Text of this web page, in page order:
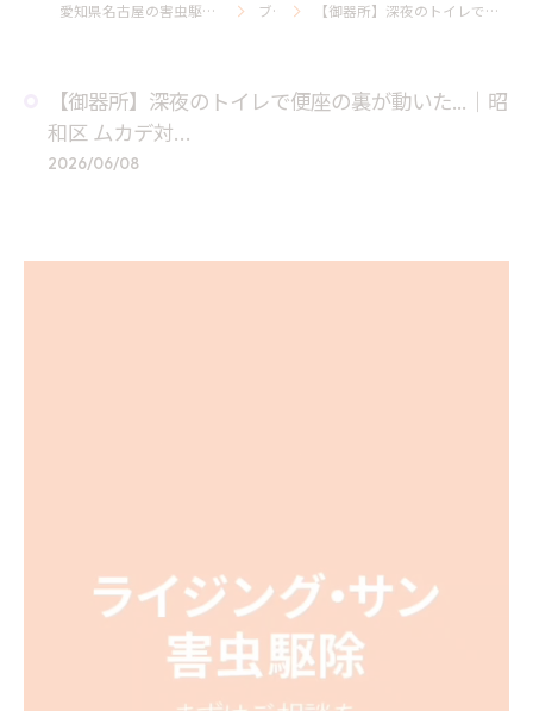
愛知県名古屋の害虫駆除ならライジング・サン害虫駆除 ブログ 【御器所】深夜のトイレで便座の裏が動いた…｜昭和区 ムカデ対...
【御器所】深夜のトイレで便座の裏が動いた…｜昭
和区 ムカデ対...
2026/06/08